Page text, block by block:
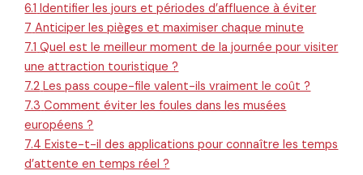
6.1 Identifier les jours et périodes d’affluence à éviter
7 Anticiper les pièges et maximiser chaque minute
7.1 Quel est le meilleur moment de la journée pour visiter
une attraction touristique ?
7.2 Les pass coupe-file valent-ils vraiment le coût ?
7.3 Comment éviter les foules dans les musées
européens ?
7.4 Existe-t-il des applications pour connaître les temps
d’attente en temps réel ?